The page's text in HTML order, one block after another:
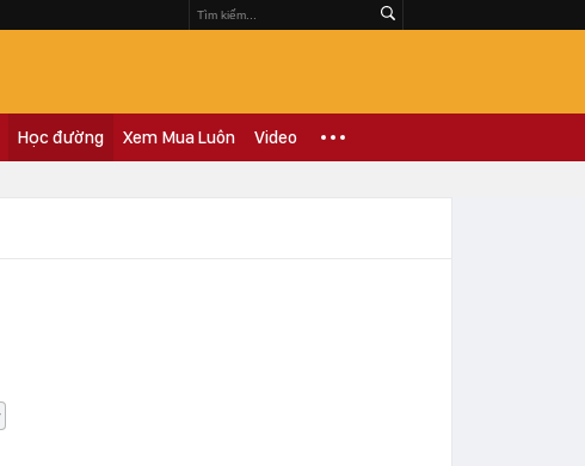
Học đường Xem Mua Luôn Video